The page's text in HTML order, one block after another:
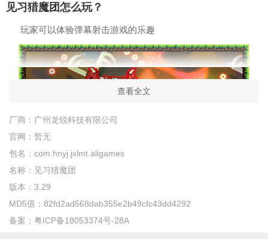
见习猎魔团怎么玩？
玩家可以体验弹幕射击游戏的乐趣
玩家还能组建自己的联机队伍，和小伙伴们一起合作打boss
查看全文
厂商： 广州龙锐科技有限公司
官网： 暂无
包名： com.hnyj.jxlmt.aligames
名称： 见习猎魔团
版本： 3.29
MD5值： 82fd2ad568dab355e2b49cfc43dd4292
备案： 粤ICP备18053374号-28A